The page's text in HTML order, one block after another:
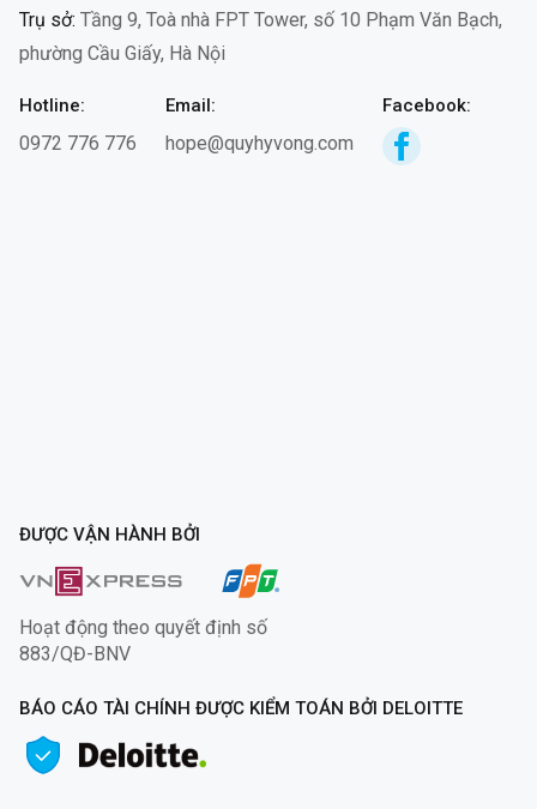
Trụ sở: Tầng 9, Toà nhà FPT Tower, số 10 Phạm Văn Bạch,
phường Cầu Giấy, Hà Nội
Hotline:
0972 776 776
Email:
hope@quyhyvong.com
Facebook:
ĐƯỢC VẬN HÀNH BỞI
Hoạt động theo quyết định số
883/QĐ-BNV
BÁO CÁO TÀI CHÍNH ĐƯỢC KIỂM TOÁN BỞI DELOITTE